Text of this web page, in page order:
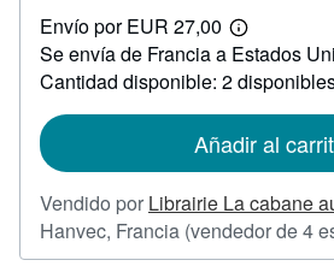
35,00
Envío por EUR 27,00
Más
información
sobre
las
envío
Se envía de Francia a Estados
Cantidad disponible: 2
Añadir al
Vendido por Librairie La cabane
Hanvec, Francia (vendedor de 4